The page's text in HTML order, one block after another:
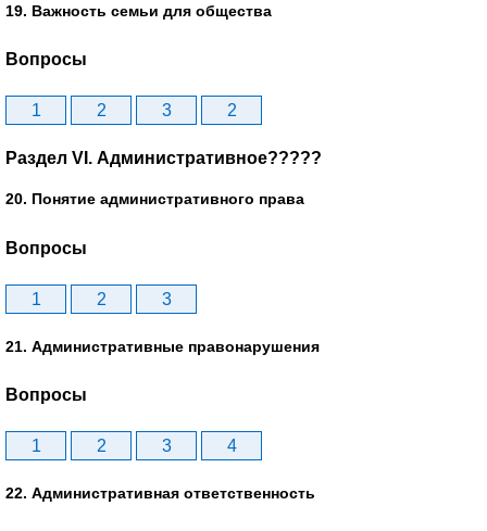
19. Важность семьи для общества
Вопросы
1 2 3 2
Раздел VI. Административное?????
20. Понятие административного права
Вопросы
1 2 3
21. Административные правонарушения
Вопросы
1 2 3 4
22. Административная ответственность